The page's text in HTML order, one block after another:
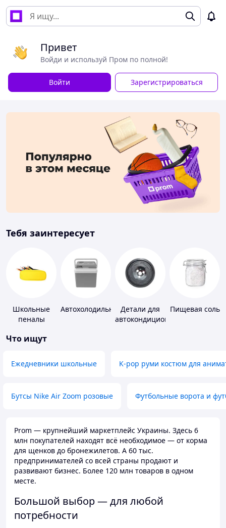
Привет
Войди и используй Пром по полной!
Войти Зарегистрироваться
Тебя заинтересует
Школьные
пеналы
АвтохолодильникиДетали для
автокондиционеров
Пищевая соль
Что ищут
Ежедневники школьные K-pop руми костюм для
Бутсы Nike Air Zoom розовые Футбольные ворота и
Prom — крупнейший маркетплейс Украины. Здесь 6
млн покупателей находят всё необходимое — от корма
для щенков до бронежилетов. А 60 тыс.
предпринимателей со всей страны продают и
развивают бизнес. Более 120 млн товаров в одном
месте.
Большой выбор — для любой
потребности